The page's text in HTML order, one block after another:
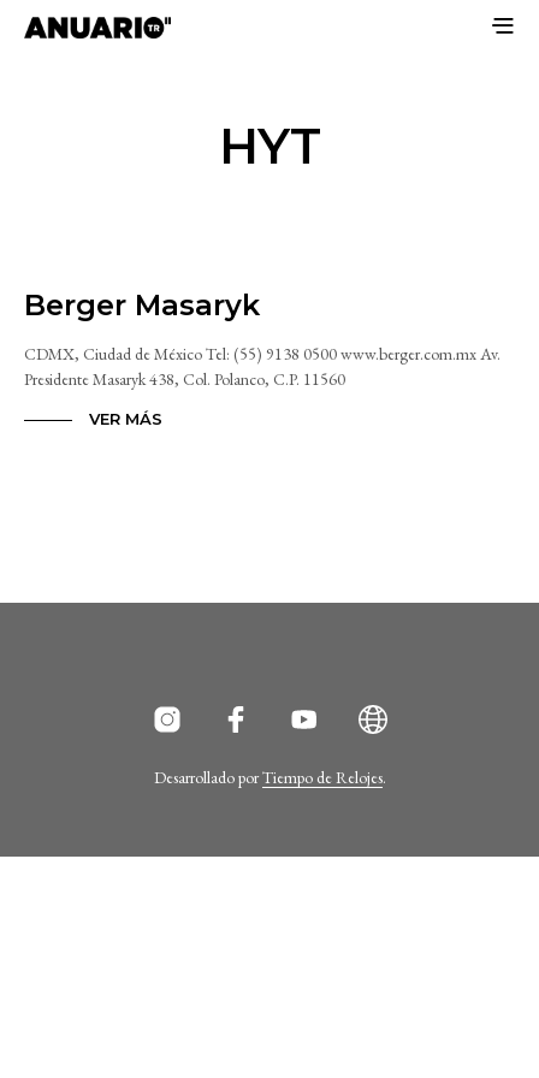
HYT
Berger Masaryk
CDMX, Ciudad de México Tel: (55) 9138 0500 www.berger.com.mx Av.
Presidente Masaryk 438, Col. Polanco, C.P. 11560
VER MÁS
Desarrollado porTiempo de Relojes.